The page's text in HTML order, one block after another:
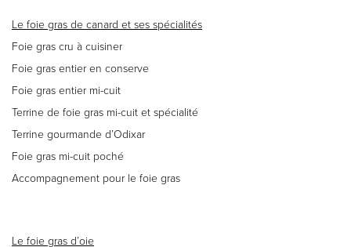
Le foie gras de canard et ses spécialités
Foie gras cru à cuisiner
Foie gras entier en conserve
Foie gras entier mi-cuit
Terrine de foie gras mi-cuit et spécialité
Terrine gourmande d’Odixar
Foie gras mi-cuit poché
Accompagnement pour le foie gras
Le foie gras d’oie